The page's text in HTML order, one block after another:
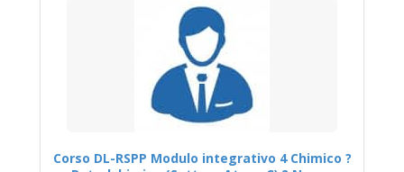
Corso DL-RSPP Modulo integrativo 4 Chimico ?